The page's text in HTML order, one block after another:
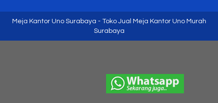
Meja Kantor Uno Surabaya - Toko Jual Meja Kantor Uno Murah
Surabaya